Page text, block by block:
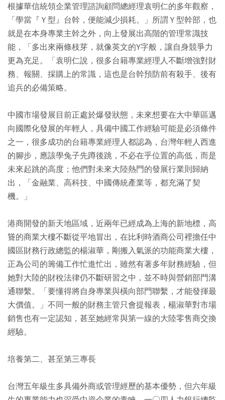
根據華信統領企業管理諮詢顧問總經理袁明仁的多年觀察，
「學當『Ｙ型』台幹，便能減少損耗。」所謂Ｙ型幹部，也
就是在本身專業主幹之外，向上發展出高階的管理常識技
能，「多出來兩條枝芽，就像英文的Y字般，讓自身競爭力
更為充足。「袁明仁說，很多台籍專業經理人不斷增強對財
務、報關、採購上的常識，這也是台幹預防前有殺手、後有
追兵的必備策略。
中國市場發展目前正處於爆發狀態，未來想要在大中華區邁
向國際化發展的年輕人，具備中國工作經驗可能是必須條件
之一，很多成功的台籍專業經理人都認為，台灣年輕人西進
的腳步，應該學兔子先蹲後跳，不必在乎位置的高低，而是
未來起跳的高度；他們對未來大陸熱門的發展行業則歸納
出，「金融業、高科技、中國傳統產業等，都充滿了契
機。」
港商開發的新天地區域，近兩年已經成為上海的新地標，高
聳的商業大樓不斷從平地冒出，在比利時酒商公司裡擔任中
國區財務行政總監的楊淑華，剛搬入氣派的功能商業大樓，
正為公司的籌備工作忙進忙出，雖然有著多年財務經驗，但
她對大陸的財稅法律仍不斷研習之中，並不時與營銷部門溝
通聯繫。「要懂得將自身專業與橫向部門聯繫，才能發揮最
大價值。」不同一般的財務主管只會提報表，楊淑華對市場
銷售也有一定認知，甚至她經常與第一線的大陸零售商交換
經驗。
培養第二、甚至第三專長
台灣五年級生多具備外商或管理經歷的基本優勢，但六年級